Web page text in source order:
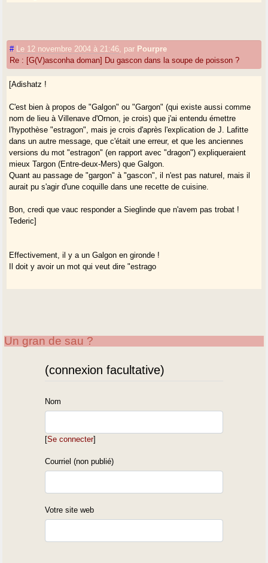
# Le 12 novembre 2004 à 21:46 par Pourpre
Re : [G(V)asconha doman] Du gascon dans la soupe de poisson ?
[Adishatz !
C'est bien à propos de "Galgon" ou "Gargon" (qui existe aussi comme
nom de lieu à Villenave d'Ornon, je crois) que j'ai entendu émettre
l'hypothèse "estragon", mais je crois d'après l'explication de J. Lafitte
dans un autre message, que c'était une erreur, et que les anciennes
versions du mot "estragon" (en rapport avec "dragon") expliqueraient
mieux Targon (Entre-deux-Mers) que Galgon.
Quant au passage de "gargon" à "gascon", il n'est pas naturel, mais il
aurait pu s'agir d'une coquille dans une recette de cuisine.
Bon, credi que vauc responder a Sieglinde que n'avem pas trobat !
Tederic]
Effectivement, il y a un Galgon en gironde !
Il doit y avoir un mot qui veut dire "estrago
Un gran de sau ?
(connexion facultative)
Nom
[Se connecter]
Courriel (non publié)
Votre site web